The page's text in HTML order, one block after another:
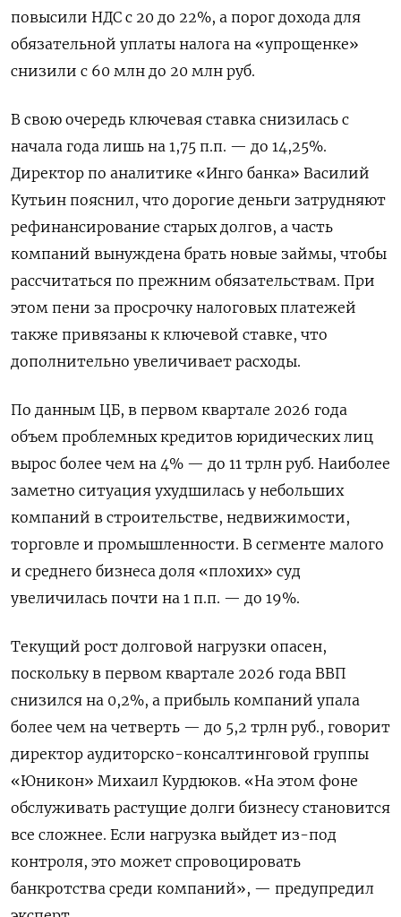
повысили НДС с 20 до 22%, а порог дохода для
обязательной уплаты налога на «упрощенке»
снизили с 60 млн до 20 млн руб.
В свою очередь ключевая ставка снизилась с
начала года лишь на 1,75 п.п. — до 14,25%.
Директор по аналитике «Инго банка» Василий
Кутьин пояснил, что дорогие деньги затрудняют
рефинансирование старых долгов, а часть
компаний вынуждена брать новые займы, чтобы
рассчитаться по прежним обязательствам. При
этом пени за просрочку налоговых платежей
также привязаны к ключевой ставке, что
дополнительно увеличивает расходы.
По данным ЦБ, в первом квартале 2026 года
объем проблемных кредитов юридических лиц
вырос более чем на 4% — до 11 трлн руб. Наиболее
заметно ситуация ухудшилась у небольших
компаний в строительстве, недвижимости,
торговле и промышленности. В сегменте малого
и среднего бизнеса доля «плохих» суд
увеличилась почти на 1 п.п. — до 19%.
Текущий рост долговой нагрузки опасен,
поскольку в первом квартале 2026 года ВВП
снизился на 0,2%, а прибыль компаний упала
более чем на четверть — до 5,2 трлн руб., говорит
директор аудиторско-консалтинговой группы
«Юникон» Михаил Курдюков. «На этом фоне
обслуживать растущие долги бизнесу становится
все сложнее. Если нагрузка выйдет из-под
контроля, это может спровоцировать
банкротства среди компаний», — предупредил